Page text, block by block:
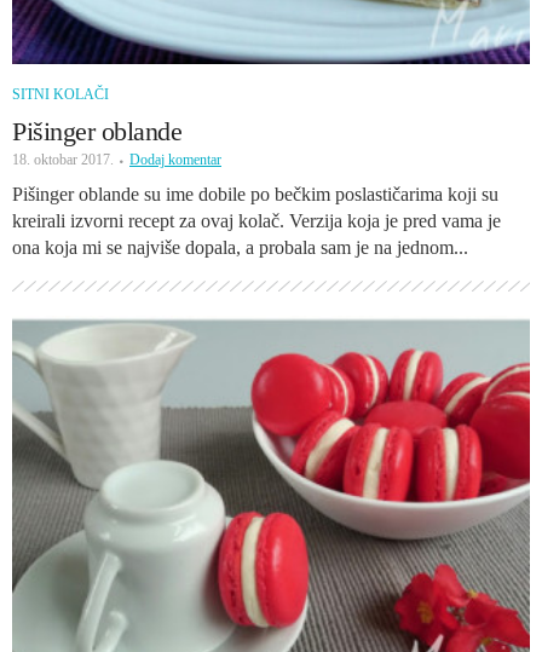
SITNI KOLAČI
Pišinger oblande
18. oktobar 2017. Dodaj komentar
Pišinger oblande su ime dobile po bečkim poslastičarima koji su
kreirali izvorni recept za ovaj kolač. Verzija koja je pred vama je
ona koja mi se najviše dopala, a probala sam je na jednom...